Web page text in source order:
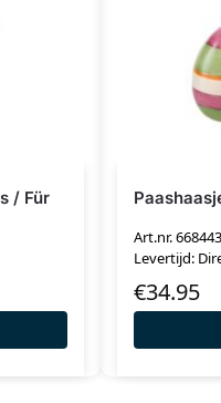
/ Für
Art.nr.
Levertijd:
€34.95